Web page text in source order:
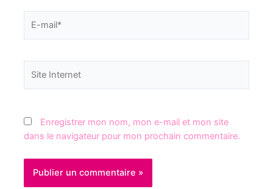
Enregistrer mon nom, mon e-mail et mon site
dans le navigateur pour mon prochain commentaire.